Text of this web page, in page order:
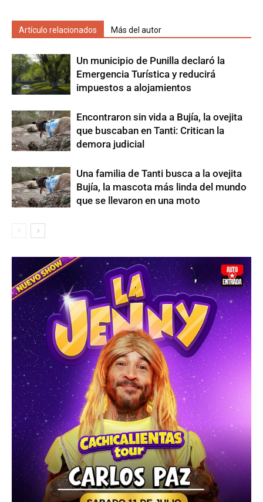
Artículo relacionados Más del autor
Un municipio de Punilla declaró la
Emergencia Turística y reducirá
impuestos a alojamientos
Encontraron sin vida a Bujía, la ovejita
que buscaban en Tanti: Critican la
demora judicial
Una familia de Tanti busca a la ovejita
Bujía, la mascota más linda del mundo
que se llevaron en una moto